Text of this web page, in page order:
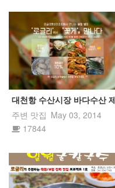
대천항 수산시장 바다수산
주변 맛집 May 03, 2014
17844